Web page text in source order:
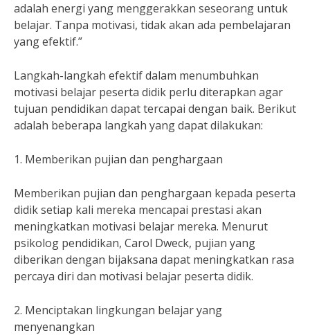
adalah energi yang menggerakkan seseorang untuk
belajar. Tanpa motivasi, tidak akan ada pembelajaran
yang efektif.”
Langkah-langkah efektif dalam menumbuhkan
motivasi belajar peserta didik perlu diterapkan agar
tujuan pendidikan dapat tercapai dengan baik. Berikut
adalah beberapa langkah yang dapat dilakukan:
1. Memberikan pujian dan penghargaan
Memberikan pujian dan penghargaan kepada peserta
didik setiap kali mereka mencapai prestasi akan
meningkatkan motivasi belajar mereka. Menurut
psikolog pendidikan, Carol Dweck, pujian yang
diberikan dengan bijaksana dapat meningkatkan rasa
percaya diri dan motivasi belajar peserta didik.
2. Menciptakan lingkungan belajar yang
menyenangkan